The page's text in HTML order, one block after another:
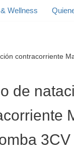
Wellness
contracorriente
de
3CV